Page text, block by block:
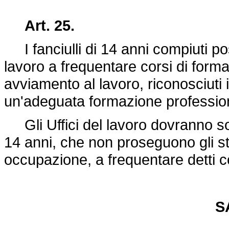
Art. 25.
I fanciulli di 14 anni compiuti
lavoro a frequentare corsi di
avviamento al lavoro,
un'adeguata formazione
Gli Uffici del lavoro dovranno
14 anni, che non proseguono gli
occupazione, a frequentare detti